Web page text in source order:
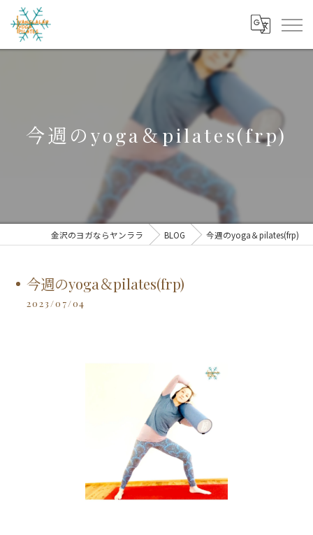
今週のyoga＆pilates(frp)
金沢のヨガならヤンララ BLOG 今週のyoga＆pilates(frp)
今週のyoga＆pilates(frp)
2023/07/04